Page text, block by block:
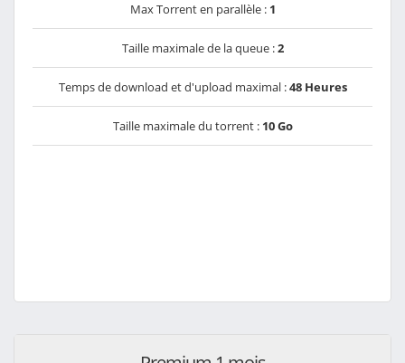
Max Torrent en parallèle : 1
Taille maximale de la queue :2
Temps de download et d'upload maximal :48 Heures
Taille maximale du torrent : 10 Go